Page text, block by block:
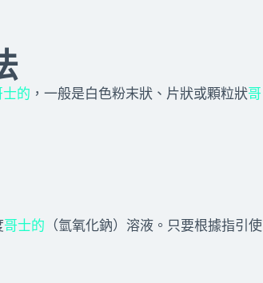
士的 ，一般是白色粉末狀、片狀或顆粒狀哥
哥士的 （氫氧化鈉）溶液。只要根據指引使